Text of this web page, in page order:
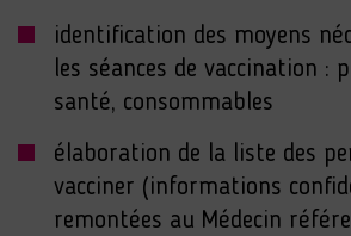
identification des moyens
les séances de vaccination :
santé, consommables
élaboration de la liste des
vacciner (informations
remontées au Médecin